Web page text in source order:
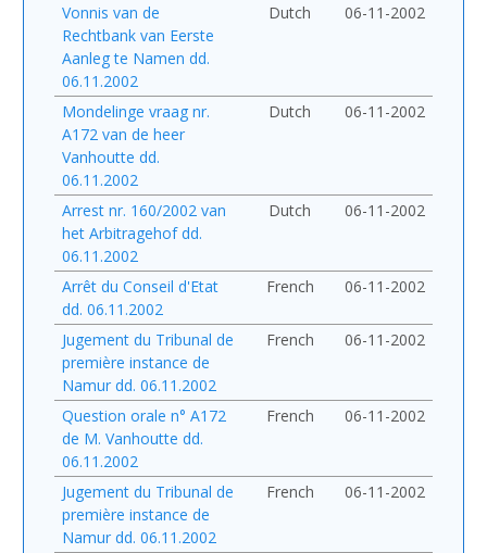
Vonnis van de
Rechtbank van Eerste
Aanleg te Namen dd.
06.11.2002
Dutch 06-11-2002
Mondelinge vraag nr.
A172 van de heer
Vanhoutte dd.
06.11.2002
Dutch 06-11-2002
Arrest nr. 160/2002 van
het Arbitragehof dd.
06.11.2002
Dutch 06-11-2002
Arrêt du Conseil d'Etat
dd. 06.11.2002
French 06-11-2002
Jugement du Tribunal de
première instance de
Namur dd. 06.11.2002
French 06-11-2002
Question orale n° A172
de M. Vanhoutte dd.
06.11.2002
French 06-11-2002
Jugement du Tribunal de
première instance de
Namur dd. 06.11.2002
French 06-11-2002